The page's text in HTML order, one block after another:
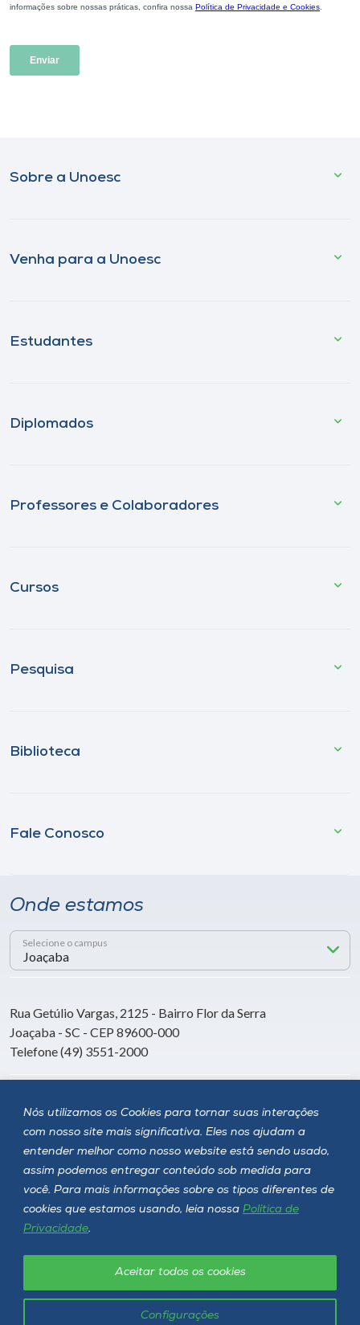
Nós utilizamos os Cookies para tornar suas interações
com nosso site mais significativa. Eles nos ajudam a
entender melhor como nosso website está sendo usado,
assim podemos entregar conteúdo sob medida para
você. Para mais informações sobre os tipos diferentes de
cookies que estamos usando, leia nossa Política de
Privacidade.
Configurações
Aceitar todos os cookies
Sobre a Unoesc
Venha para a Unoesc
Estudantes
Diplomados
Professores e Colaboradores
Cursos
Pesquisa
Biblioteca
Fale Conosco
Onde estamos
Selecione o campus
Rua Getúlio Vargas, 2125 - Bairro Flor da Serra
Joaçaba - SC - CEP 89600-000
Telefone (49) 3551-2000
Siga a Unoesc
Unoesc © 2026 - Todos os direitos reservados
Política de privacidade LGPD